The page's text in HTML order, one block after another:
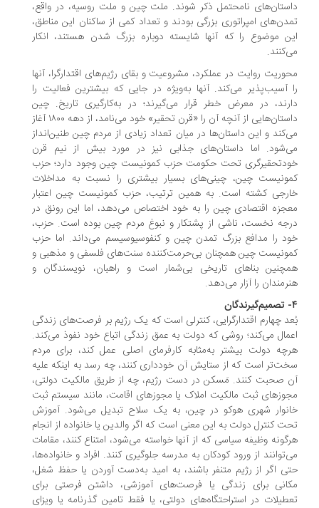
داستان‌های نامحتمل ذکر شوند. ملت چین و ملت روسیه، در واقع،
تمدن‌های امپراتوری بزرگی بودند و تعداد کمی از ساکنان این مناطق،
این موضوع را که آنها شایسته دوباره بزرگ شدن هستند، انکار
می‌کنند.
محوریت روایت در عملکرد، مشروعیت و بقای رژیم‌های اقتدارگرا، آنها
را آسیب‌پذیر می‌کند. آنها به‌ویژه در جایی که بیشترین فعالیت را
دارند، در معرض خطر قرار می‌گیرند؛ در به‌کارگیری تاریخ. چین
داستان‌هایی از آنچه آن را «قرن تحقیر» خود می‌نامد، از دهه ۱۸۰۰ آغاز
می‌کند و این داستان‌ها در میان تعداد زیادی از مردم چین طنین‌انداز
می‌شود. اما داستان‌های جذابی نیز در مورد بیش از نیم ‌قرن
خودتحقیرگری تحت حکومت حزب کمونیست چین وجود دارد؛ حزب
کمونیست چین، چینی‌های بسیار بیشتری را نسبت به مداخلات
خارجی کشته است. به همین ترتیب، حزب کمونیست چین اعتبار
معجزه اقتصادی چین را به خود اختصاص می‌دهد، اما این رونق در
درجه نخست، ناشی از پشتکار و نبوغ مردم چین بوده است. حزب،
خود را مدافع بزرگ تمدن چین و کنفوسیوسیسم می‌داند. اما حزب
کمونیست چین همچنان بی‌حرمت‌کننده سنت‌های فلسفی و مذهبی و
همچنین بناهای تاریخی بی‌شمار است و راهبان، نویسندگان و
هنرمندان را آزار می‌دهد.
۴- تصمیم‌گیرندگان
بُعد چهارم اقتدارگرایی، کنترلی است که یک رژیم بر فرصت‌های زندگی
اعمال می‌کند؛ روشی که دولت به عمق زندگی اتباع خود نفوذ می‌کند.
هرچه دولت بیشتر به‌مثابه کارفرمای اصلی عمل کند، برای مردم
سخت‌تر است که از ستایش آن خودداری کنند، چه رسد به اینکه علیه
آن صحبت کنند. مَسکن در دست رژیم، چه از طریق مالکیت دولتی،
مجوزهای ثبت مالکیت املاک یا مجوزهای اقامت، مانند سیستم ثبت
خانوار شهری هوکو در چین، به یک سلاح تبدیل می‌شود. آموزش
تحت کنترل دولت به این معنی است که اگر والدین یا خانواده از انجام
هرگونه وظیفه سیاسی که از آنها خواسته می‌شود، امتناع کنند، مقامات
می‌توانند از ورود کودکان به مدرسه جلوگیری کنند. افراد و خانواده‌ها،
حتی اگر از رژیم متنفر باشند، به امید به‌دست ‌آوردن یا حفظ شغل،
مکانی برای زندگی یا فرصت‌های آموزشی، داشتن فرصتی برای
تعطیلات در استراحتگاه‌های دولتی، یا فقط تامین گذرنامه یا ویزای